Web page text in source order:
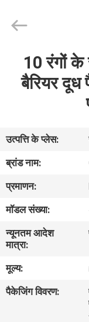
विडियो
बारे
में
कारखाने
का
दौरा
Jiaxing
Co.,Ltd.
10 रंगों
बैरियर दूध
उत्पत्ति के प्लेस:
ब्रांड नाम:
प्रमाणन:
मॉडल संख्या:
न्यूनतम आदेश
मात्रा:
मूल्य:
पैकेजिंग विवरण: